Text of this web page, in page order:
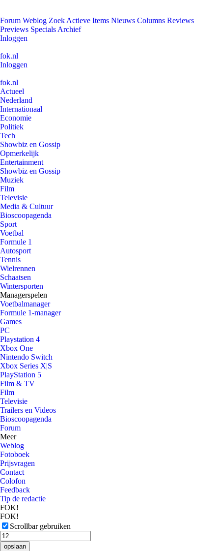
Forum Weblog Zoek Actieve Items Nieuws Columns Reviews
Previews Specials Archief
Inloggen
fok.nl
Inloggen
fok.nl
Actueel
Nederland
Internationaal
Economie
Politiek
Tech
Showbiz en Gossip
Opmerkelijk
Entertainment
Showbiz en Gossip
Muziek
Film
Televisie
Media & Cultuur
Bioscoopagenda
Sport
Voetbal
Formule 1
Autosport
Tennis
Wielrennen
Schaatsen
Wintersporten
Managerspelen
Voetbalmanager
Formule 1-manager
Games
PC
Playstation 4
Xbox One
Nintendo Switch
Xbox Series X|S
PlayStation 5
Film & TV
Film
Televisie
Trailers en Videos
Bioscoopagenda
Forum
Meer
Weblog
Fotoboek
Prijsvragen
Contact
Colofon
Feedback
Tip de redactie
FOK!
FOK!
Scrollbar gebruiken
opslaan